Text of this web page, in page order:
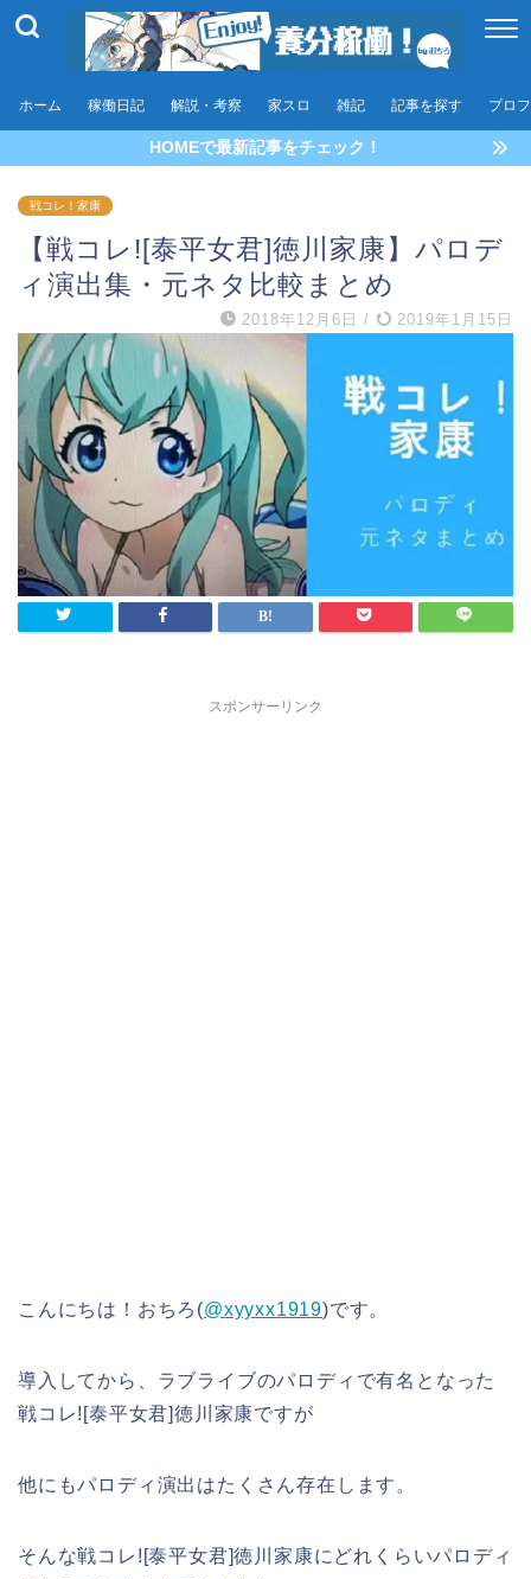
ホーム 稼働日記 解説・考察 家スロ 雑記 記事を探す プロ
HOMEで最新記事をチェック！
戦コレ！家康
【戦コレ![泰平女君]徳川家康】パロデ
ィ演出集・元ネタ比較まとめ
2018年12月6日 / 2019年1月15日
スポンサーリンク
こんにちは！おちろ(@xyyxx1919)です。
導入してから、ラブライブのパロディで有名となった
戦コレ![泰平女君]徳川家康ですが
他にもパロディ演出はたくさん存在します。
そんな戦コレ![泰平女君]徳川家康にどれくらいパロディ